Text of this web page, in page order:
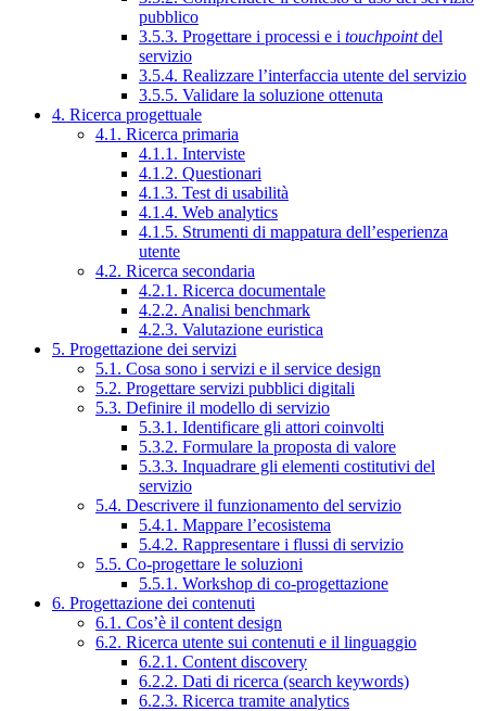
pubblico
3.5.3. Progettare i processi e i touchpointdel
servizio
3.5.4. Realizzare l’interfaccia utente del servizio
3.5.5. Validare la soluzione ottenuta
4. Ricerca progettuale
4.1. Ricerca primaria
4.1.1. Interviste
4.1.2. Questionari
4.1.3. Test di usabilità
4.1.4. Web analytics
4.1.5. Strumenti di mappatura dell’esperienza
utente
4.2. Ricerca secondaria
4.2.1. Ricerca documentale
4.2.2. Analisi benchmark
4.2.3. Valutazione euristica
5. Progettazione dei servizi
5.1. Cosa sono i servizi e il service design
5.2. Progettare servizi pubblici digitali
5.3. Definire il modello di servizio
5.3.1. Identificare gli attori coinvolti
5.3.2. Formulare la proposta di valore
5.3.3. Inquadrare gli elementi costitutivi del
servizio
5.4. Descrivere il funzionamento del servizio
5.4.1. Mappare l’ecosistema
5.4.2. Rappresentare i flussi di servizio
5.5. Co-progettare le soluzioni
5.5.1. Workshop di co-progettazione
6. Progettazione dei contenuti
6.1. Cos’è il content design
6.2. Ricerca utente sui contenuti e il linguaggio
6.2.1. Content discovery
6.2.2. Dati di ricerca (search keywords)
6.2.3. Ricerca tramite analytics